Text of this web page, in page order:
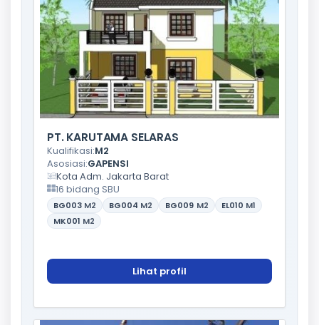
PT. KARUTAMA SELARAS
Kualifikasi:M2
Asosiasi:GAPENSI
Kota Adm. Jakarta Barat
16 bidang SBU
BG003 M2 BG004 M2 BG009 M2 EL010 M1
MK001 M2
Lihat profil